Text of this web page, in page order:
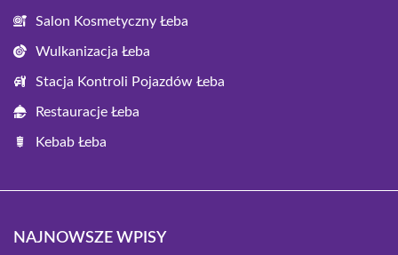
Salon Kosmetyczny Łeba
Wulkanizacja Łeba
Stacja Kontroli Pojazdów Łeba
Restauracje Łeba
Kebab Łeba
NAJNOWSZE WPISY